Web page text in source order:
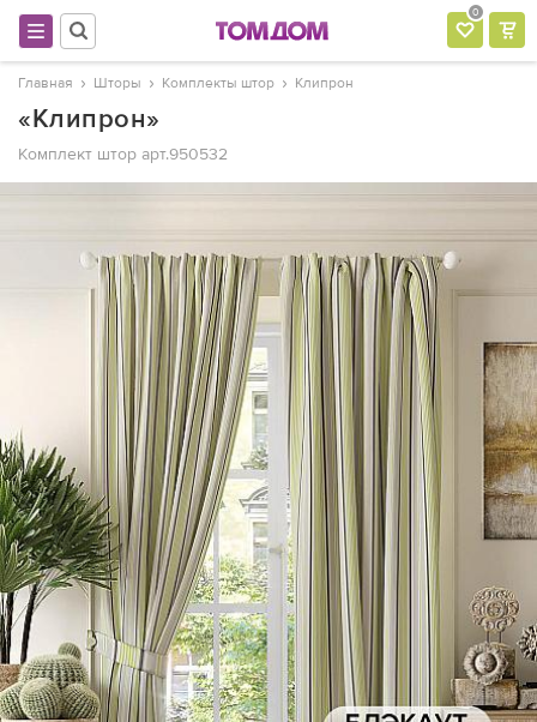
0
Главная Шторы Комплекты штор Клипрон
«Клипрон»
Комплект штор арт.950532